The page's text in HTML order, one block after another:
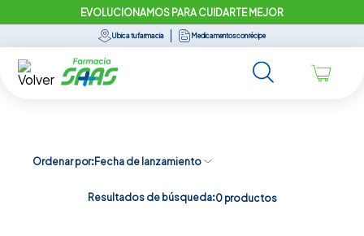
EVOLUCIONAMOS PARA CUIDARTE MEJOR
Ubica tu farmacia Medicamentos con récipe
Ordenar por Fecha de lanzamiento
Resultados de búsqueda:0 productos